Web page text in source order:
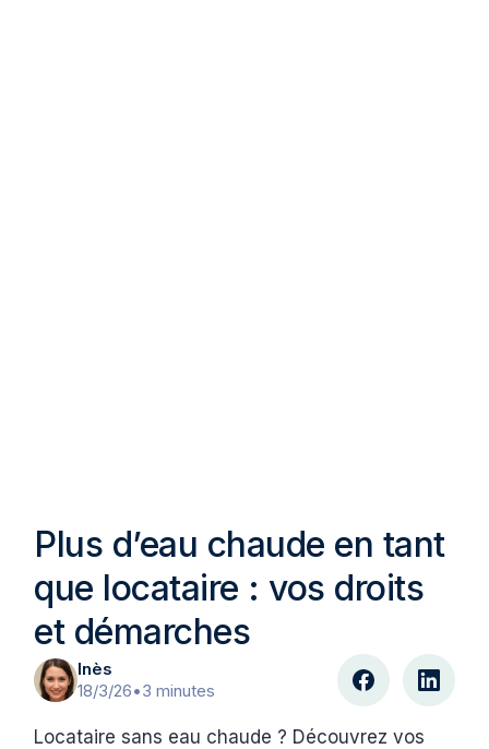
Plus d’eau chaude en tant
que locataire : vos droits
et démarches
Inès
18/3/26•3 minutes
Locataire sans eau chaude ? Découvrez vos